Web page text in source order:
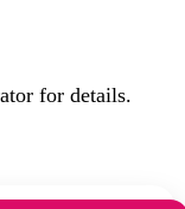
for details.